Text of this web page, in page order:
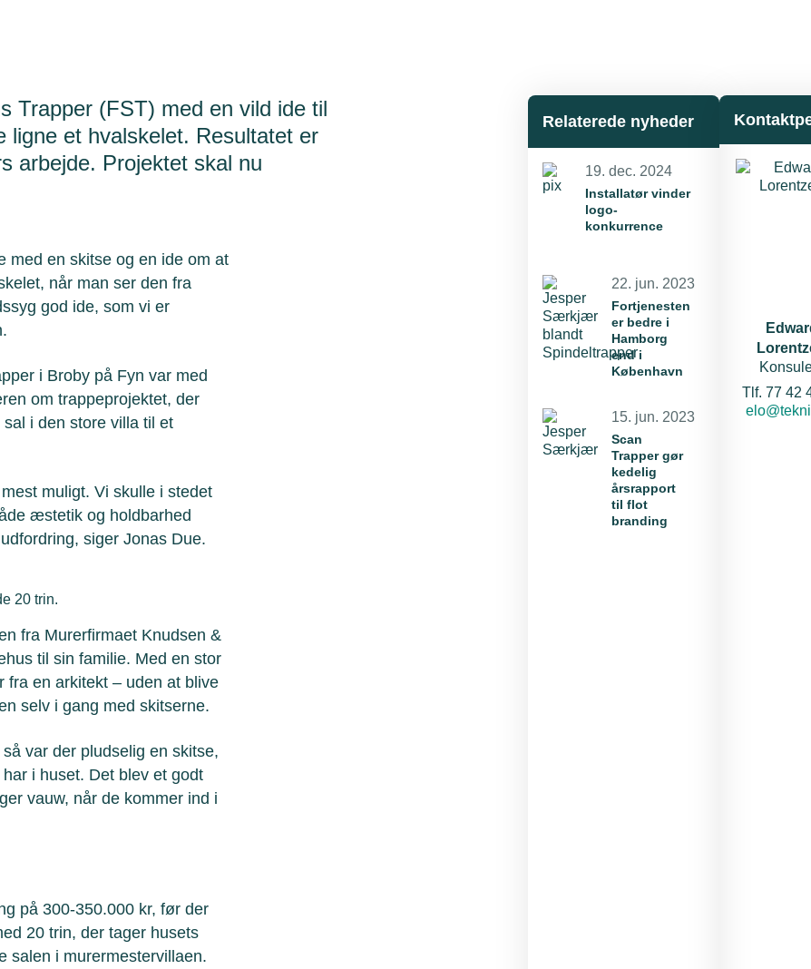
Trapper (FST) med en vild ide til
ligne et hvalskelet. Resultatet er
arbejde. Projektet skal nu
med en skitse og en ide om at
når man ser den fra
god ide, som vi er
i Broby på Fyn var med
om trappeprojektet, der
i den store villa til et
muligt. Vi skulle i stedet
æstetik og holdbarhed
siger Jonas Due.
20 trin.
fra Murerfirmaet Knudsen &
til sin familie. Med en stor
fra en arkitekt – uden at blive
selv i gang med skitserne.
var der pludselig en skitse,
i huset. Det blev et godt
vauw, når de kommer ind i
på 300-350.000 kr, før der
20 trin, der tager husets
salen i murermestervillaen.
Relaterede nyheder
19. dec. 2024
Installatør vinder
logo-
konkurrence
22. jun. 2023
Fortjenesten
er bedre i
Hamborg
end i
København
15. jun. 2023
Scan
Trapper gør
kedelig
årsrapport
til flot
branding
Tlf. 77 42
E-mail: